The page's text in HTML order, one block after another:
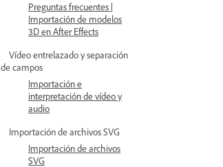
Preguntas frecuentes |
Importación de modelos
3D en After Effects
Vídeo entrelazado y separación
de campos
Importación e
interpretación de vídeo y
audio
Importación de archivos SVG
Importación de archivos
SVG